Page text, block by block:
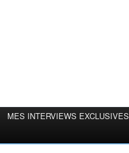
MES INTERVIEWS EXCLUSIVES